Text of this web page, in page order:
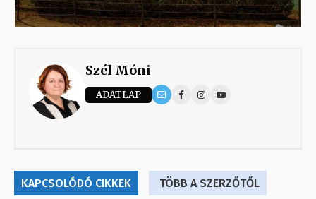
Szél Móni
ADATLAP
KAPCSOLÓDÓ CIKKEK TÖBB A SZERZŐTŐL